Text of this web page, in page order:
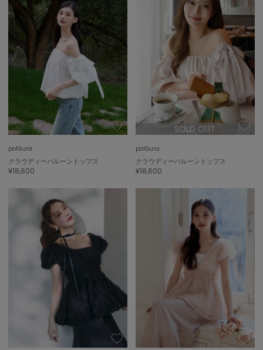
poláura
クラウディーバルーントップス
¥18,600
SOLD OUT
poláura
クラウディーバルーントップス
¥18,600